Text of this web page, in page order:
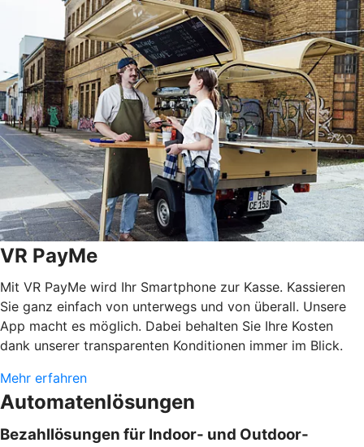
VR PayMe
Mit VR PayMe wird Ihr Smartphone zur Kasse. Kassieren
Sie ganz einfach von unterwegs und von überall. Unsere
App macht es möglich. Dabei behalten Sie Ihre Kosten
dank unserer transparenten Konditionen immer im Blick.
Mehr erfahren
Automatenlösungen
Bezahllösungen für Indoor- und Outdoor-